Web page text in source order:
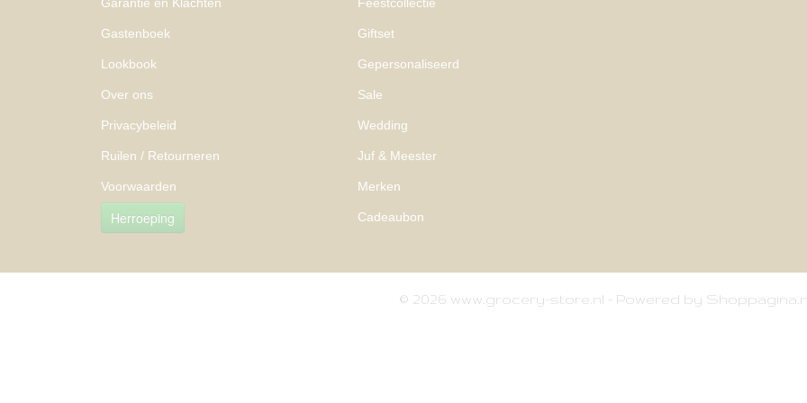
Gastenboek
Lookbook
Over ons
Privacybeleid
Ruilen / Retourneren
Voorwaarden
Herroeping
Giftset
Gepersonaliseerd
Sale
Wedding
Juf & Meester
Merken
Cadeaubon
© 2026 www.grocery-store.nl - Powered by